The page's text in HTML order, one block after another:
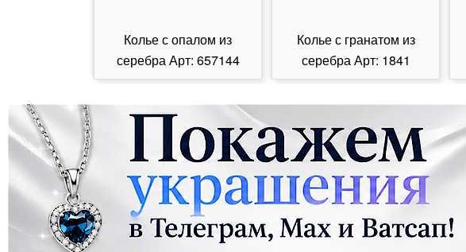
Колье с опалом из
серебра Арт: 657144
Колье с гранатом из
серебра Арт: 1841